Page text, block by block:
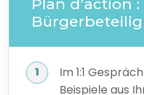
Plan d’action
Im 1:1
Beispiele aus